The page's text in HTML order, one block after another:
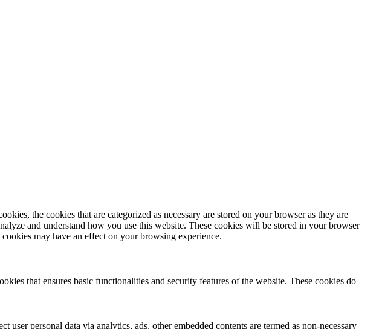
the cookies that are categorized as necessary are stored on your browser as they are
and understand how you use this website. These cookies will be stored in your browser
may have an effect on your browsing experience.
that ensures basic functionalities and security features of the website. These cookies do
personal data via analytics, ads, other embedded contents are termed as non-necessary